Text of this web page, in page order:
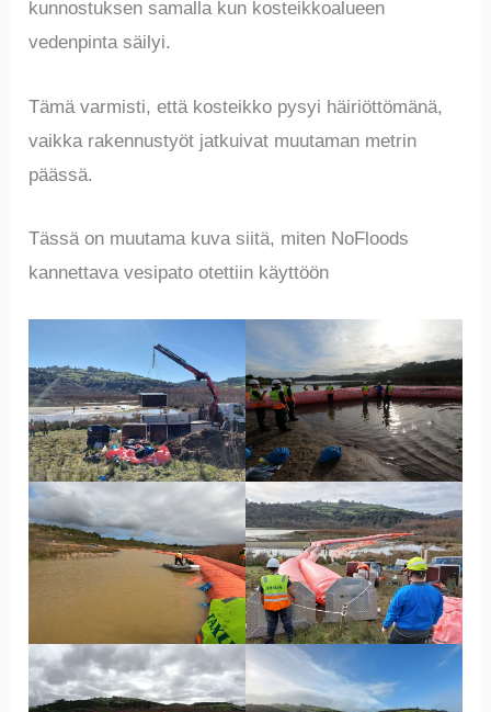
kunnostuksen samalla kun kosteikkoalueen
vedenpinta säilyi.
Tämä varmisti, että kosteikko pysyi häiriöttömänä,
vaikka rakennustyöt jatkuivat muutaman metrin
päässä.
Tässä on muutama kuva siitä, miten NoFloods
kannettava vesipato otettiin käyttöön